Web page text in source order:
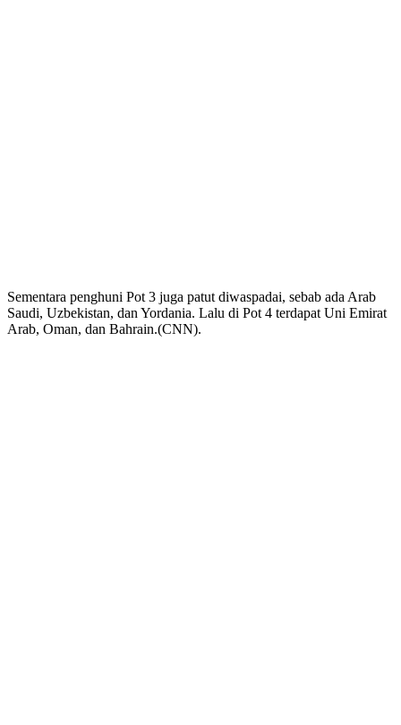
Sementara penghuni Pot 3 juga patut diwaspadai, sebab ada Arab
Saudi, Uzbekistan, dan Yordania. Lalu di Pot 4 terdapat Uni Emirat
Arab, Oman, dan Bahrain.(CNN).